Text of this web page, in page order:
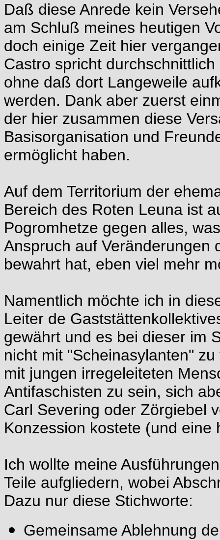
Daß diese Anrede kein
am Schluß meines heutigen
doch einige Zeit hier
Castro spricht
ohne daß dort Langeweile
werden. Dank aber zuerst
der hier zusammen diese
Basisorganisation und
ermöglicht haben.
Auf dem Territorium der
Bereich des Roten Leuna ist
Pogromhetze gegen alles,
Anspruch auf Veränderungen
bewahrt hat, eben viel mehr
Namentlich möchte ich in
Leiter de
gewährt und es bei dieser im
nicht mit "Scheinasylanten"
mit jungen irregeleiteten
Antifaschisten zu sein, sich
Carl Severing oder Zörgiebel
Konzession kostete (und
Ich wollte meine
Teile aufgliedern, wobei
Dazu nur diese Stichworte:
Gemeinsame Ablehnung